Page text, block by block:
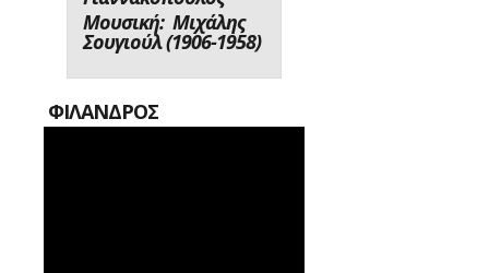
Μουσική: Μιχάλης
Σουγιούλ (1906-1958)
ΦΙΛΑΝΔΡΟΣ